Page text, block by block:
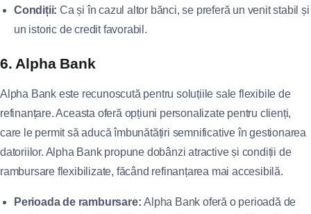
Condiții: Ca și în cazul altor bănci, se preferă un venit stabil și
un istoric de credit favorabil.
6. Alpha Bank
Alpha Bank este recunoscută pentru soluțiile sale flexibile de
refinanțare. Aceasta oferă opțiuni personalizate pentru clienți,
care le permit să aducă îmbunătățiri semnificative în gestionarea
datoriilor. Alpha Bank propune dobânzi atractive și condiții de
rambursare flexibilizate, făcând refinanțarea mai accesibilă.
Perioada de rambursare:Alpha Bank oferă o perioadă de